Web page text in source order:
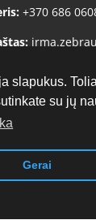
slapukus.
su jų
Gerai
+370 686